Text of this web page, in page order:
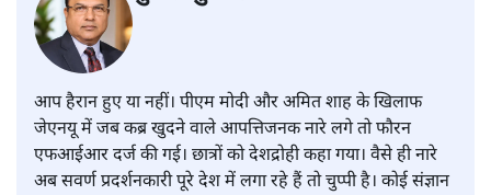
आप हैरान हुए या नहीं। पीएम मोदी और अमित शाह के खिलाफ
जेएनयू में जब कब्र खुदने वाले आपत्तिजनक नारे लगे तो फौरन
एफआईआर दर्ज की गई। छात्रों को देशद्रोही कहा गया। वैसे ही नारे
अब सवर्ण प्रदर्शनकारी पूरे देश में लगा रहे हैं तो चुप्पी है। कोई संज्ञान